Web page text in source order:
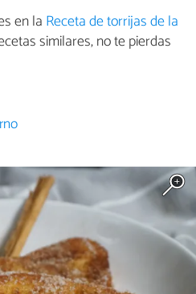
en la Receta de torrijas de la
similares, no te pierdas